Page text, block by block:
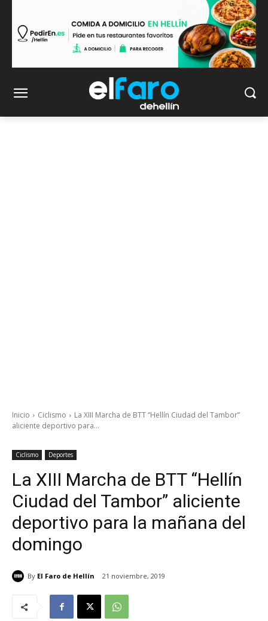
Inicio Ciclismo
La XIII Marcha de BTT “Hellín Ciudad del Tambor”
aliciente deportivo para...
Ciclismo Deportes
La XIII Marcha de BTT “Hellín
Ciudad del Tambor” aliciente
deportivo para la mañana del
domingo
By El Faro de Hellín 21 noviembre, 2019